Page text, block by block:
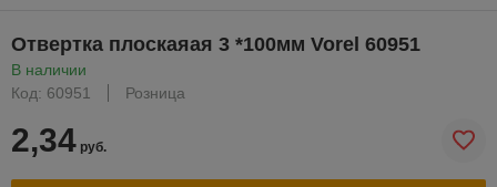
Отвертка плоскаяая 3 *100мм Vorel 60951
В наличии
Код: 60951
Розница
2,34 руб.